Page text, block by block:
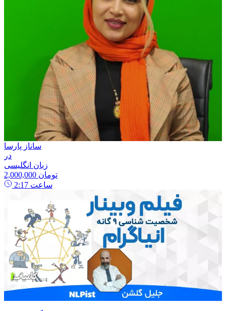
ساناز پارسا
در
زبان انگلیسی
2,000,000 تومان
2:17 ساعت